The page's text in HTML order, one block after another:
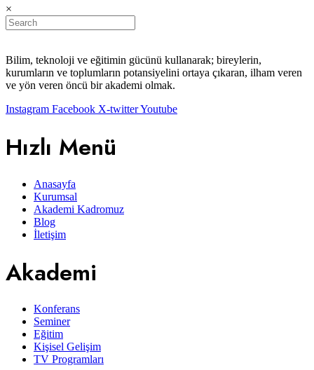
×
Bilim, teknoloji ve eğitimin gücünü kullanarak; bireylerin,
kurumların ve toplumların potansiyelini ortaya çıkaran, ilham veren
ve yön veren öncü bir akademi olmak.
Instagram Facebook X-twitterYoutube
Hızlı Menü
Anasayfa
Kurumsal
Akademi Kadromuz
Blog
İletişim
Akademi
Konferans
Seminer
Eğitim
Kişisel Gelişim
TV Programları